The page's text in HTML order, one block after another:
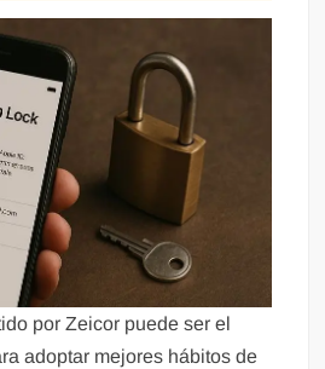
por Zeicor puede ser el
adoptar mejores hábitos de